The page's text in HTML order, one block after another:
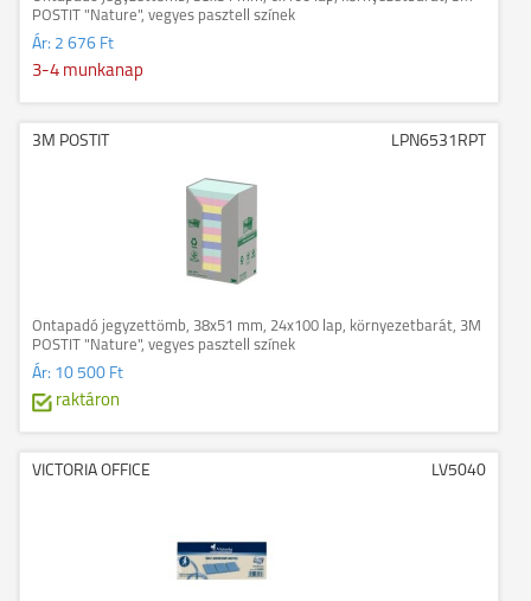
POSTIT "Nature", vegyes pasztell színek
Ár: 2 676 Ft
3-4 munkanap
3M POSTIT LPN6531RPT
Öntapadó jegyzettömb, 38x51 mm, 24x100 lap, környezetbarát, 3M
POSTIT "Nature", vegyes pasztell színek
Ár: 10 500 Ft
raktáron
VICTORIA OFFICE LV5040